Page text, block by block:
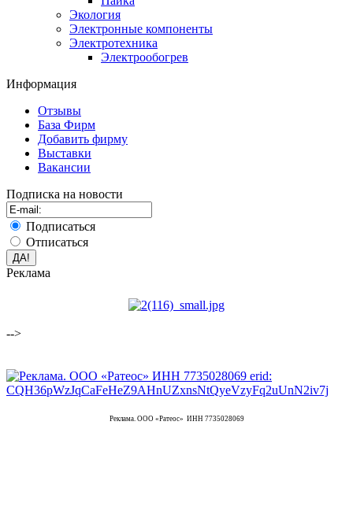
Экология
Электронные компоненты
Электротехника
Электрообогрев
Информация
Отзывы
База Фирм
Добавить фирму
Выставки
Вакансии
Подписка на новости
Подписаться
Отписаться
Реклама
-->
Реклама. ООО «Ратеос» ИНН 7735028069